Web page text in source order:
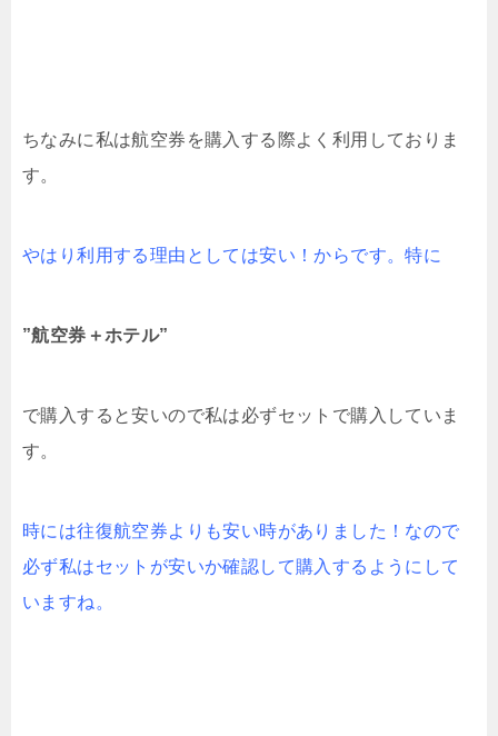
ちなみに私は航空券を購入する際よく利用しておりま
す。
やはり利用する理由としては安い！からです。特に
”航空券＋ホテル”
で購入すると安いので私は必ずセットで購入していま
す。
時には往復航空券よりも安い時がありました！なので
必ず私はセットが安いか確認して購入するようにして
いますね。